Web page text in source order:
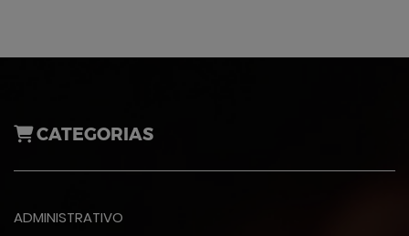
CATEGORIAS
ADMINISTRATIVO